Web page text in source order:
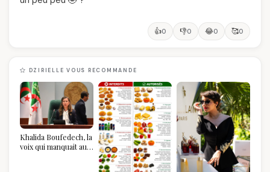
👍0 👎0 😂0 🥰0
DZIRIELLE VOUS RECOMMANDE
Khalida Boufedech, la
voix qui manquait au